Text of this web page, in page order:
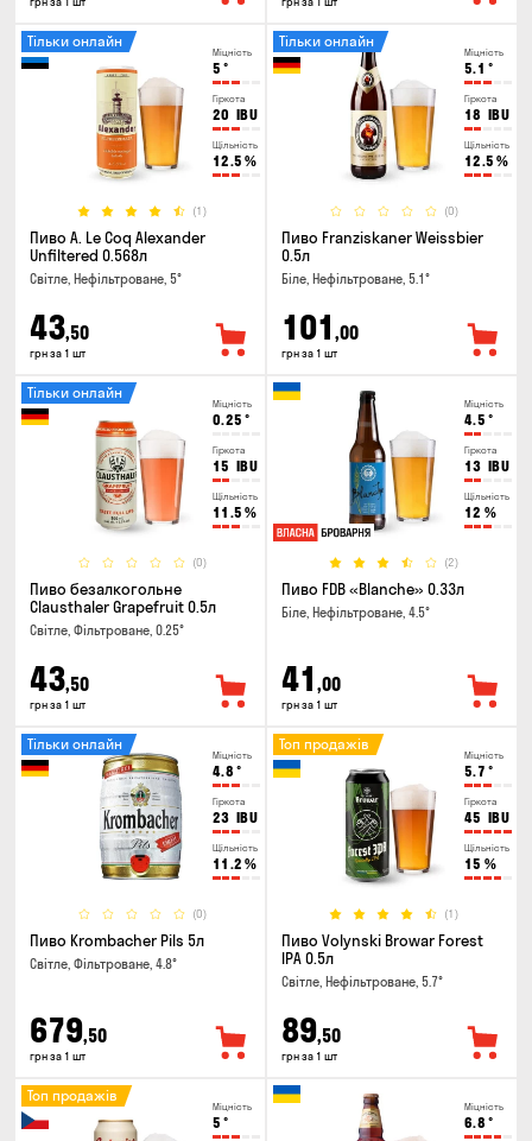
Міцність
5 °
Гіркота
20 IBU
Щільність
12.5 %
(1)
Тільки онлайн
Пиво A. Le Coq Alexander
Unfiltered 0.568л
Світле, Нефільтроване, 5°
43,50
грн за 1 шт
Міцність
5.1 °
Гіркота
18 IBU
Щільність
12.5 %
(0)
Тільки онлайн
Пиво Franziskaner Weissbier
0.5л
Біле, Нефільтроване, 5.1°
101 ,00
грн за 1 шт
Міцність
0.25 °
Гіркота
15 IBU
Щільність
11.5 %
(0)
Тільки онлайн
Пиво безалкогольне
Clausthaler Grapefruit 0.5л
Світле, Фільтроване, 0.25°
43,50
грн за 1 шт
Міцність
4.5 °
Гіркота
13 IBU
Щільність
12 %
(2)
Пиво FDB «Blanche» 0.33л
Біле, Нефільтроване, 4.5°
41 ,00
грн за 1 шт
Міцність
4.8 °
Гіркота
23 IBU
Щільність
11.2 %
(0)
Тільки онлайн
Пиво Krombacher Pils 5л
Світле, Фільтроване, 4.8°
679,50
грн за 1 шт
Міцність
5.7 °
Гіркота
45 IBU
Щільність
15 %
(1)
Топ продажів
Пиво Volynski Browar Forest
IPA 0.5л
Світле, Нефільтроване, 5.7°
89,50
грн за 1 шт
Міцність
5 °
Топ продажів
Міцність
6.8 °